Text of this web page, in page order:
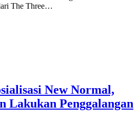
New Normal,
Lakukan Penggalangan